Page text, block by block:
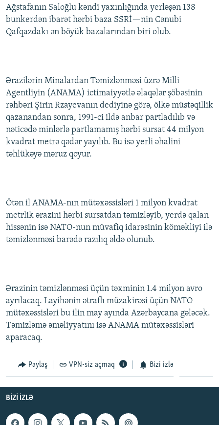
KARIKATURA
İSLAM VƏ DEMOKRATIYA
İZ - MƏDƏNIYYƏT PROQRAMI
PEŞƏ ETIKASI VƏ JURNALISTIKA STANDARTLARIMIZ
MATERIALLARIMIZDAN ISTIFADƏ
XƏBƏR BÜLLETENLƏRIMIZ
BIZI IZLƏ
Ağstafanın Saloğlu kəndi yaxınlığında yerləşən 138
bunkerdən ibarət hərbi baza SSRİ—nin Cənubi
Qafqazdakı ən böyük bazalarından biri olub.
Ərazilərin Minalardan Təmizlənməsi üzrə Milli
Agentliyin (ANAMA) ictimaiyyətlə əlaqələr şöbəsinin
rəhbəri Şirin Rzayevanın dediyinə görə, ölkə müstəqillik
qazanandan sonra, 1991-ci ildə anbar partladılıb və
nəticədə minlərlə partlamamış hərbi sursat 44 milyon
kvadrat metrə qədər yayılıb. Bu isə yerli əhalini
təhlükəyə məruz qoyur.
Ötən il ANAMA-nın mütəxəssisləri 1 milyon kvadrat
metrlik ərazini hərbi sursatdan təmizləyib, yerdə qalan
hissənin isə NATO-nun müvafiq idarəsinin köməkliyi ilə
təmizlənməsi barədə razılıq əldə olunub.
Ərazinin təmizlənməsi üçün təxminin 1.4 milyon avro
ayrılacaq. Layihənin ətraflı müzakirəsi üçün NATO
mütəxəssisləri bu ilin may ayında Azərbaycana gələcək.
Təmizləmə əməliyyatını isə ANAMA mütəxəssisləri
aparacaq.
Paylaş VPN-siz açmaq Bizi izlə
BIZI IZLƏ